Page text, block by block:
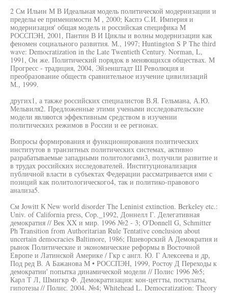
2 См Ильин М В Идеальная модель политической модернизации и
пределы ее применимости М , 2000; Каспэ С.И. Империя и
модернизация' общая модель и российская специфика М
РОССПЭН, 2001, Пантин В И Циклы и волны модернизации как
феномен социального развития. М., 1997; Huntington S Р The third
wave: Democratization in the Late Twentieth Century. Norman, L,
1991, Он же. Политический порядок в меняющихся обществах. М
Прогресс - традиция, 2004, Эйзенштадт Ш Революция и
преобразование обществ сравнительное изучение цивилизаций
М., 1999.
других1, а также российских специалистов В.Я. Гельмана, А.Ю.
Мельвиля2. Предложенные этими учеными исследовательские
модели являются эффективным средством в изучении
политических режимов в России и ее регионах.
Вопросы формирования и функционирования политических
институтов в транзитных политических системах, активно
разрабатываемые западными политологами3, получили развитие и
в трудах российских исследователей. Институционализация
публичной власти в субъектах Федерации рассматривается ими с
позиций как политологического4, так и политико-правового
анализа5.
См Jowitt К New world disorder The Leninist extinction. Berkeley etc.:
Univ. of California press, Cop._1992, Доннелл Г. Делегативная
демократия // Век XX и мир. 1996 №2 - 3; O'Donnell G, Schmitter
Ph Transition from Authoritarian Rule Tentative conclusion about
uncertain democracies Baltimore, 1986; Пшеворский А Демократия и
рынок Политические и экономические реформы в Восточной
Европе и Латинской Америке / Гкр с англ. Ю. Г Алексеева и др,
Под ред В. А Бажанова M • РОССПЭН, 1999, Ростоу Д Переходы к
демократии' попытка динамической модели // Полис 1996 №5;
Карл Т Л, Шмигкр Ф. Демократизация: кон-цеггты, постулаты,
гипотезы // Полис. 2004. №4; Whitehead L. Democratization: Theory